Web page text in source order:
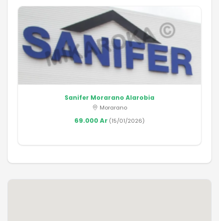
Sanifer Morarano Alarobia
Morarano
69.000 Ar (15/01/2026)